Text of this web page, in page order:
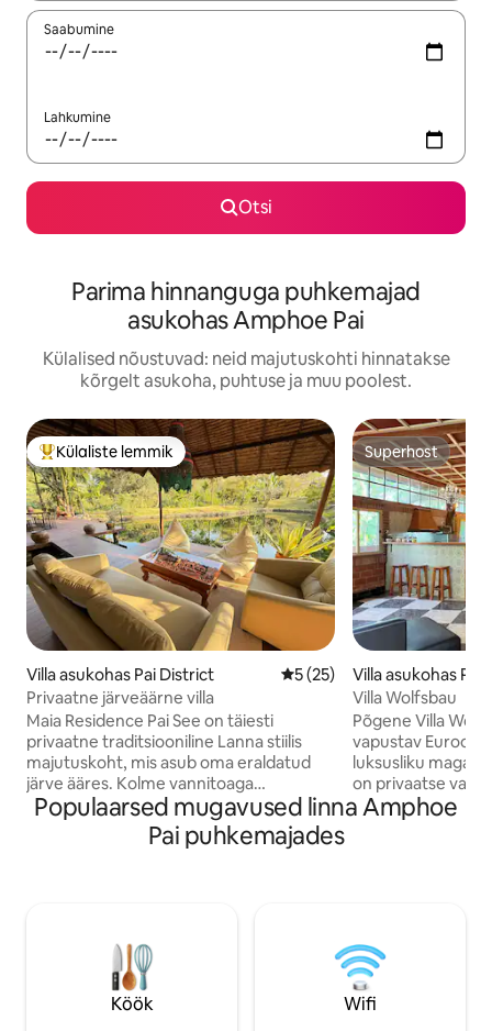
Saabumine
Lahkumine
Otsi
Parima hinnanguga puhkemajad
asukohas Amphoe Pai
Külalised nõustuvad: neid majutuskohti hinnatakse
kõrgelt asukoha, puhtuse ja muu poolest.
Külaliste suur lemmik
Külaliste lemmik
Villa asukohas Pai District Keskmine hinnang 5/5, 25
5 (25)
Privaatne järveäärne villa
Maia Residence Pai See on täiesti
privaatne traditsiooniline Lanna stiilis
majutuskoht, mis asub oma eraldatud
järve ääres. Kolme vannitoaga
magamistoa ja suure vee kohal asuva
terrassiga majutuskoht sobib paaridele,
peredele või väikestele rühmadele.
toitlustusteenust. Asub rahulikus
maapiirkonnas, vaid lühikese autosõidu
kaugusel Pai linnast. Saadaval on ka 1
kaheinimese diivanvoodi ja üheinimese
Superhost
Superhost
Villa asukohas Pai
Villa Wolfsbau
Põgene Villa
vapustav
luksusliku
on privaatse
teleriga. Avaras eluruumis on avatud
köök, söögituba
lastel avastada
linnumaja. Villa Wolfsbau lubab rahulikku
ja unustamatut
Populaarsed mugavused linna Amphoe
Pai puhkemajades
Köök Wifi